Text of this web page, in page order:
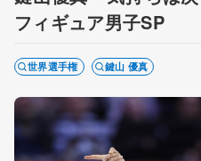
フィギュア男子SP
世界選手権 鍵山 優真